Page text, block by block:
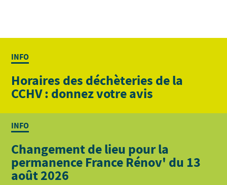
INFO
Horaires des déchèteries de la
CCHV : donnez votre avis
INFO
Changement de lieu pour la
permanence France Rénov' du 13
août 2026